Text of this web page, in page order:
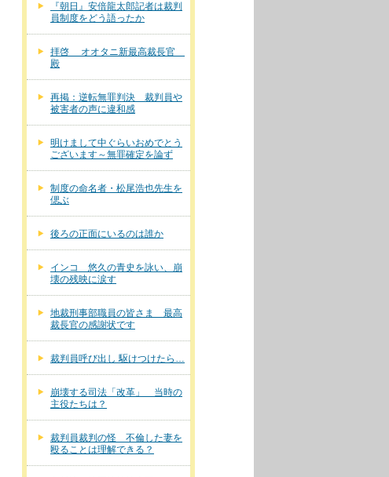
『朝日』安倍龍太郎記者は裁判
員制度をどう語ったか
拝啓 オオタニ新最高裁長官
殿
再掲：逆転無罪判決 裁判員や
被害者の声に違和感
明けまして中ぐらいおめでとう
ございます～無罪確定を論ず
制度の命名者・松尾浩也先生を
偲ぶ
後ろの正面にいるのは誰か
インコ 悠久の青史を詠い、崩
壊の残映に涙す
地裁刑事部職員の皆さま 最高
裁長官の感謝状です
裁判員呼び出し 駆けつけたら…
崩壊する司法「改革」 当時の
主役たちは？
裁判員裁判の怪 不倫した妻を
殴ることは理解できる？